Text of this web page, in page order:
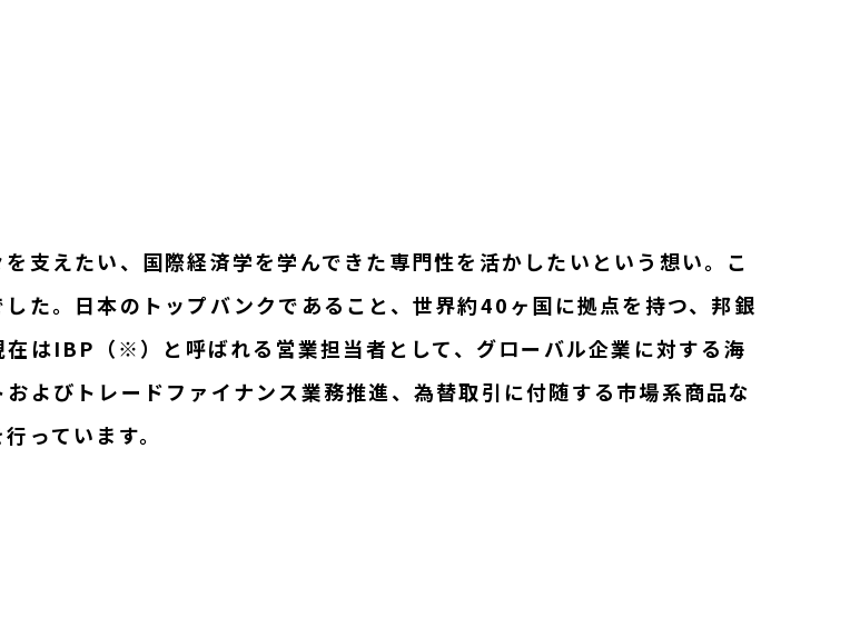
支えたい、国際経済学を学んできた専門性を活かしたいという想い。こ
た。日本のトップバンクであること、世界約40ヶ国に拠点を持つ、邦銀
はIBP（※）と呼ばれる営業担当者として、グローバル企業に対する海
よびトレードファイナンス業務推進、為替取引に付随する市場系商品な
っています。